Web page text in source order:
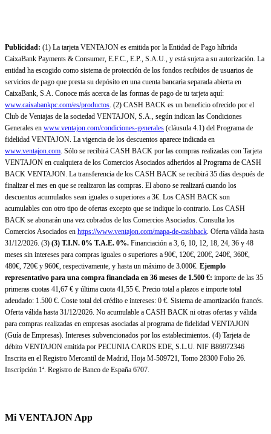
Publicidad: (1) La tarjeta VENTAJON es emitida por la Entidad de Pago híbrida
CaixaBank Payments & Consumer, E.F.C., E.P., S.A.U., y está sujeta a su autorización. La
entidad ha escogido como sistema de protección de los fondos recibidos de usuarios de
servicios de pago que presta su depósito en una cuenta bancaria separada abierta en
CaixaBank, S.A. Conoce más acerca de las formas de pago de tu tarjeta aquí:
www.caixabankpc.com/es/productos. (2) CASH BACK es un beneficio ofrecido por el
Club de Ventajas de la sociedad VENTAJON, S.A., según indican las Condiciones
Generales en www.ventajon.com/condiciones-generales (cláusula 4.1) del Programa de
fidelidad VENTAJON. La vigencia de los descuentos aparece indicada en
www.ventajon.com. Sólo se recibirá CASH BACK por las compras realizadas con Tarjeta
VENTAJON en cualquiera de los Comercios Asociados adheridos al Programa de CASH
BACK VENTAJON. La transferencia de los CASH BACK se recibirá 35 días después de
finalizar el mes en que se realizaron las compras. El abono se realizará cuando los
descuentos acumulados sean iguales o superiores a 3€. Los CASH BACK son
acumulables con otro tipo de ofertas excepto que se indique lo contrario. Los CASH
BACK se abonarán una vez cobrados de los Comercios Asociados. Consulta los
Comercios Asociados en https://www.ventajon.com/mapa-de-cashback. Oferta válida hasta
31/12/2026. (3) (3) T.I.N. 0% T.A.E. 0%. Financiación a 3, 6, 10, 12, 18, 24, 36 y 48
meses sin intereses para compras iguales o superiores a 90€, 120€, 200€, 240€, 360€,
480€, 720€ y 960€, respectivamente, y hasta un máximo de 3.000€. Ejemplo
representativo para una compra financiada en 36 meses de 1.500 €: importe de las 35
primeras cuotas 41,67 € y última cuota 41,55 €. Precio total a plazos e importe total
adeudado: 1.500 €. Coste total del crédito e intereses: 0 €. Sistema de amortización francés.
Oferta válida hasta 31/12/2026. No acumulable a CASH BACK ni otras ofertas y válida
para compras realizadas en empresas asociadas al programa de fidelidad VENTAJON
(Guía de Empresas). Intereses subvencionados por los establecimientos. (4) Tarjeta de
débito VENTAJON emitida por PECUNIA CARDS EDE, S.L.U. NIF B86972346
Inscrita en el Registro Mercantil de Madrid, Hoja M-509721, Tomo 28300 Folio 26.
Inscripción 1ª. Registro de Banco de España 6707.
Mi VENTAJON App